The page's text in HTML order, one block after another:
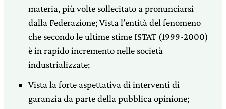
materia, più volte sollecitato a pronunciarsi
dalla Federazione; Vista l’entità del fenomeno
che secondo le ultime stime ISTAT (1999-2000)
è in rapido incremento nelle società
industrializzate;
Vista la forte aspettativa di interventi di
garanzia da parte della pubblica opinione;